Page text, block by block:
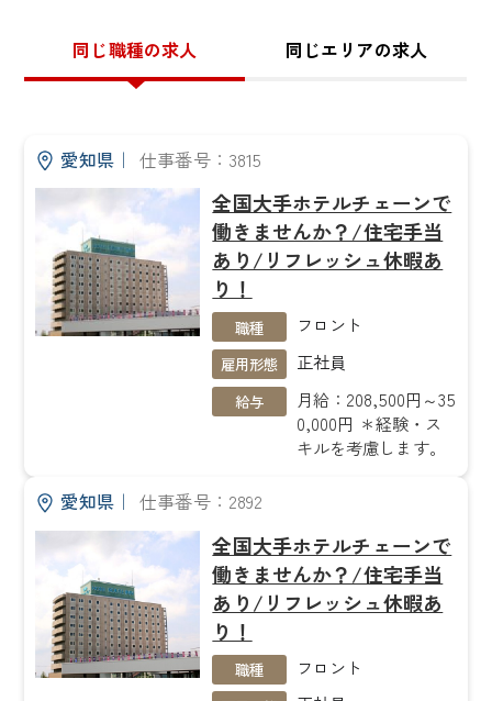
同じ職種の求人 同じエリアの求人
愛知県｜ 仕事番号：3815
全国大手ホテルチェーンで
働きませんか？/住宅手当
あり/リフレッシュ休暇あ
り！
職種 フロント
雇用形態 正社員
給与
月給：208,500円～35
0,000円 ＊経験・ス
キルを考慮します。
愛知県｜ 仕事番号：2892
全国大手ホテルチェーンで
働きませんか？/住宅手当
あり/リフレッシュ休暇あ
り！
職種 フロント